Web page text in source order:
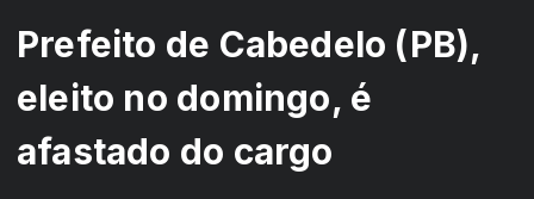
Prefeito de Cabedelo (PB),
eleito no domingo, é
afastado do cargo